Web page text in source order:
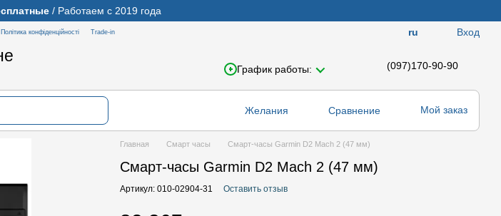
/ Работаем с 2019 года
Політика конфіденційності Trade-in ru Вход
График работы: (097)170-90-90
Желания Сравнение Мой заказ
Главная Смарт часы Смарт-часы Garmin D2 Mach 2 (47 мм)
Смарт-часы Garmin D2 Mach 2 (47 мм)
Артикул: 010-02904-31 Оставить отзыв